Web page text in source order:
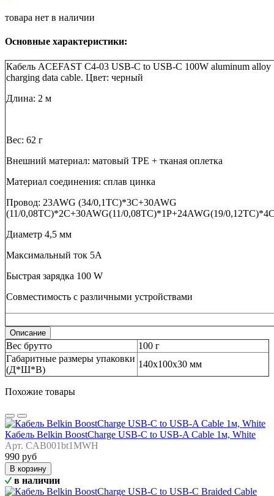
товара нет в наличии
Основные характеристики:
Кабель ACEFAST C4-03 USB-C to USB-C 100W aluminum alloy
charging data cable. Цвет: черный
Длина: 2 м
Вес: 62 г
Внешний материал: матовый TPE + тканая оплетка
Материал соединения: сплав цинка
Провод: 23AWG (34/0,1TC)*3C+30AWG
(11/0,08TC)*2C+30AWG(11/0,08TC)*1P+24AWG(19/
Диаметр 4,5 мм
Максимальный ток 5А
Быстрая зарядка 100 W
Cовместимость с различными устройствами
Описание
Вес брутто
100 г
Габаритные размеры упаковки
(Д*Ш*В)
140х100х30 мм
Похожие товары
Кабель Belkin BoostCharge USB-C to USB-A Cable 1м, White
Арт. CAB001bt1MWH
990 руб
В корзину
в наличии